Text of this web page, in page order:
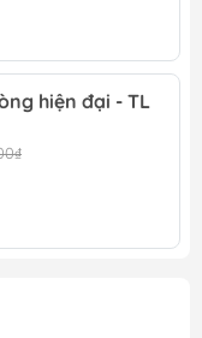
kéo -DĐ 23
kéo -DĐ 23
hiện đại - TL